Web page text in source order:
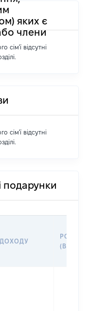
яких є
члени
сім'ї відсутні
сім'ї відсутні
подарунки